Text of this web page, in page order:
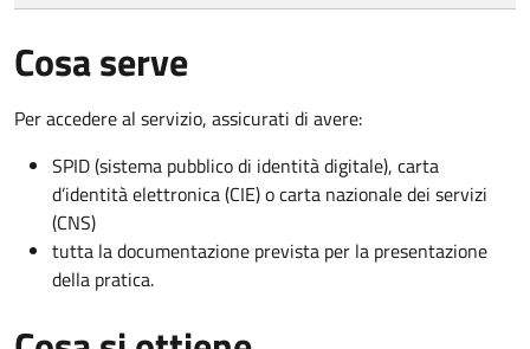
Cosa serve
Per accedere al servizio, assicurati di avere:
SPID (sistema pubblico di identità digitale), carta
d’identità elettronica (CIE) o carta nazionale dei servizi
(CNS)
tutta la documentazione prevista per la presentazione
della pratica.